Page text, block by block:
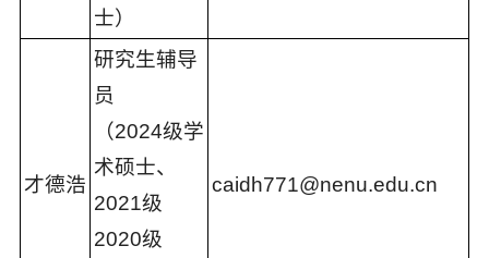
士）
才德浩
研究生辅导
员
（2024级学
术硕士、
2021级
2020级
caidh771@nenu.edu.cn